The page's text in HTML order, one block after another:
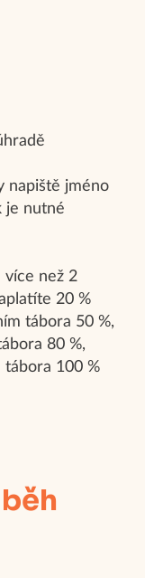
napiště jméno
je nutné
více než 2
20 %
tábora 50 %,
80 %,
tábora 100 %